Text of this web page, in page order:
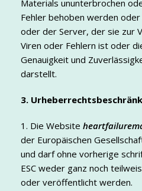
Materials ununterbrochen
Fehler behoben werden
oder der Server, der sie zur
Viren oder Fehlern ist oder
Genauigkeit und
darstellt.
3.
1. Die Website
der Europäischen
und darf ohne vorherige
ESC weder ganz noch
oder veröffentlicht werden.